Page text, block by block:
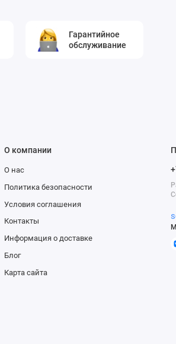
Гарантийное
обслуживание
О компании
О нас
Политика безопасности
Условия соглашения
Контакты
Информация о доставке
Блог
Карта сайта